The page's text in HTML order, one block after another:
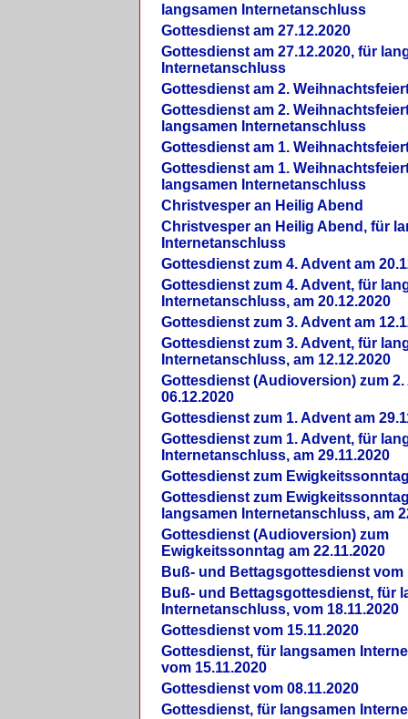
langsamen Internetanschluss
Gottesdienst am 27.12.2020
Gottesdienst am 27.12.2020, für
Internetanschluss
Gottesdienst am 2.
Gottesdienst am 2.
langsamen Internetanschluss
Gottesdienst am 1.
Gottesdienst am 1.
langsamen Internetanschluss
Christvesper an Heilig Abend
Christvesper an Heilig Abend, für
Internetanschluss
Gottesdienst zum 4. Advent am
Gottesdienst zum 4. Advent, für
Internetanschluss, am 20.12.2020
Gottesdienst zum 3. Advent am
Gottesdienst zum 3. Advent, für
Internetanschluss, am 12.12.2020
Gottesdienst (Audioversion) zum 2.
06.12.2020
Gottesdienst zum 1. Advent am
Gottesdienst zum 1. Advent, für
Internetanschluss, am 29.11.2020
Gottesdienst zum
Gottesdienst zum
langsamen Internetanschluss, am
Gottesdienst (Audioversion) zum
Ewigkeitssonntag am 22.11.2020
Buß- und Bettagsgottesdienst vom
Buß- und Bettagsgottesdienst, für
Internetanschluss, vom 18.11.2020
Gottesdienst vom 15.11.2020
Gottesdienst, für langsamen
vom 15.11.2020
Gottesdienst vom 08.11.2020
Gottesdienst, für langsamen